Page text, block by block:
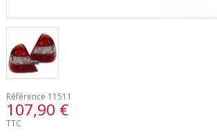
Référence 11511
107,90 €
TTC